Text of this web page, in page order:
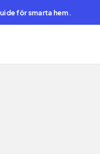
för smarta hem.